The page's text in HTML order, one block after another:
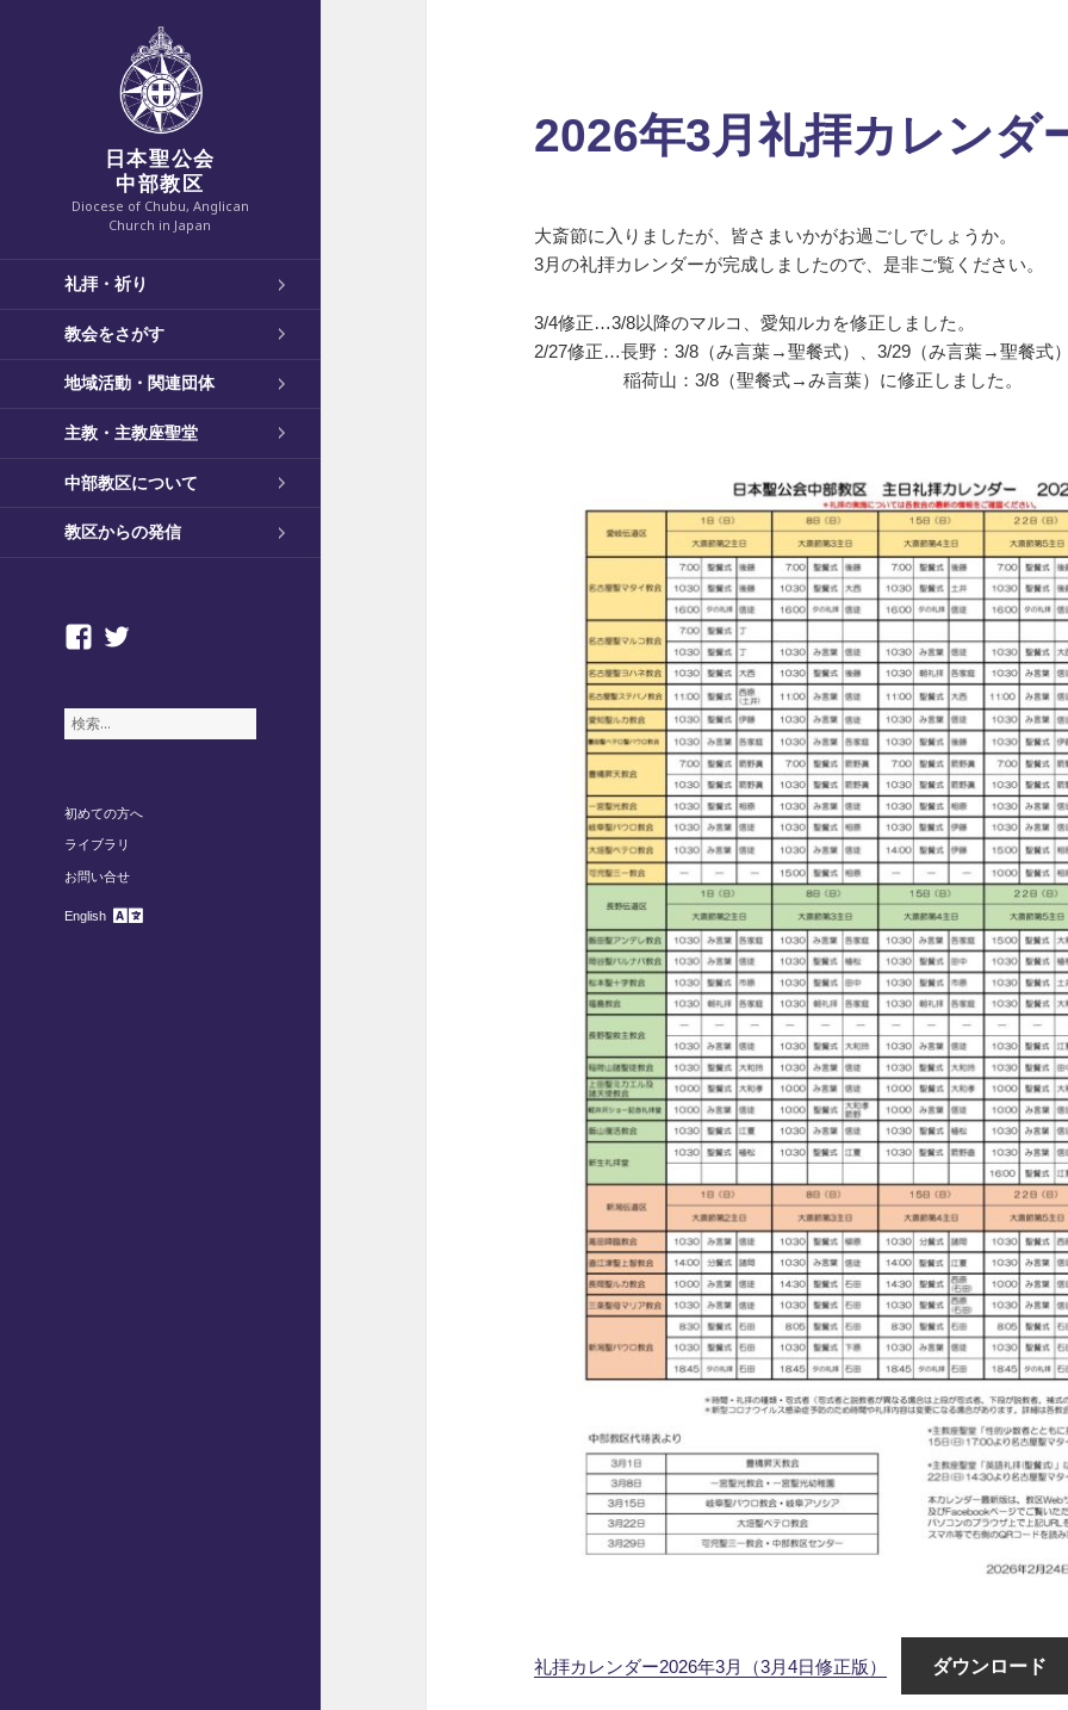
日本聖公会
中部教区
Diocese of Chubu, Anglican
Church in Japan
礼拝・祈り
教会をさがす
地域活動・関連団体
主教・主教座聖堂
中部教区について
教区からの発信
facebook
twitter
検
初めての方へ
ライブラリ
お問い合せ
English
2026年3月礼拝カレンダ
大斎節に入りましたが、皆さまいかがお過ごしでしょうか。
3月の礼拝カレンダーが完成しましたので、是非ご覧ください。
3/4修正…3/8以降のマルコ、愛知ルカを修正しました。
2/27修正…長野：3/8（み言葉→聖餐式）、3/29（み言葉→聖餐式
稲荷山：3/8（聖餐式→み言葉）に修正しました。
礼拝カレンダー2026年3月（3月4日修正版） ダウンロード